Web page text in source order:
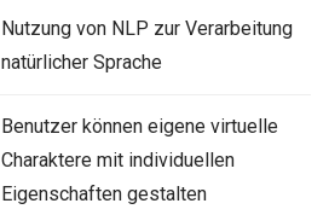
Nutzung von NLP zur Verarbeitung
natürlicher Sprache
Benutzer können eigene virtuelle
Charaktere mit individuellen
Eigenschaften gestalten